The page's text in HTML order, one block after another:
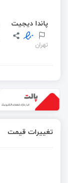
پاندا دیجیت
تهران
تغییرات قیمت